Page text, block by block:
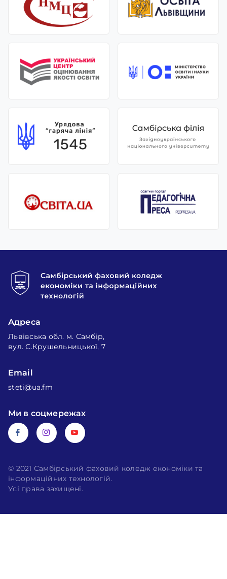
Адреса
Львівська обл. м. Самбір,
вул. С.Крушельницької, 7
Email
steti@ua.fm
Ми в соцмережах
© 2021 Самбірський фаховий коледж економіки та
інформаційних технологій.
Усі права захищені.